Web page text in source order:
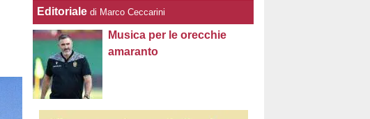
Editoriale di Marco Ceccarini
Musica per le orecchie
amaranto